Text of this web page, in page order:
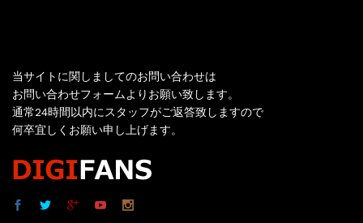
当サイトに関しましてのお問い合わせは
お問い合わせフォームよりお願い致します。
通常24時間以内にスタッフがご返答致しますので
何卒宜しくお願い申し上げます。